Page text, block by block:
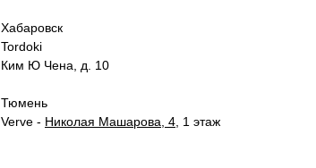
Хабаровск
Tordoki
Ким Ю Чена, д. 10
Тюмень
Verve - Николая Машарова, 4 1 этаж